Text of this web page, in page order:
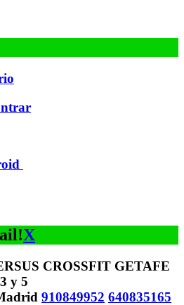
X
CROSSFIT GETAFE
y 5
910849952 640835165